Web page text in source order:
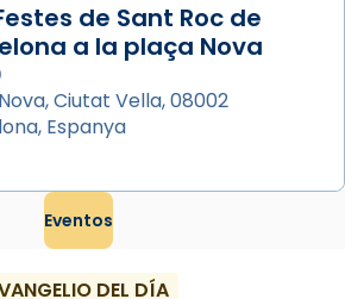
de Sant Roc de
a la plaça Nova
Ciutat Vella, 08002
Espanya
Eventos
DEL DÍA